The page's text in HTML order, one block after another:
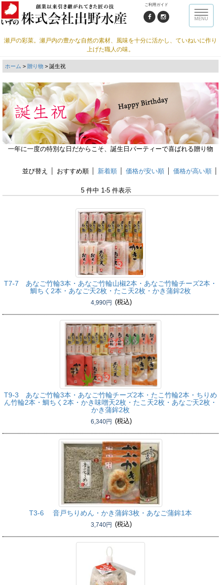
ご利用ガイド
Toggle
MENU
瀬戸の彩菜。瀬戸内の豊かな自然の素材、風味を十分に活かし、ていねいに作り
上げた職人の味。
ホーム > 贈り物 > 誕生祝
一年に一度の特別な日だからこそ、誕生日パーティーで喜ばれる贈り物
並び替え おすすめ順 新着順 価格が安い順 価格が高い順
5 件中 1-5 件表示
T7-7 あなご竹輪3本・あなご竹輪山椒2本・あなご竹輪チーズ2本・
鯛ちく2本・あなご天2枚・たこ天2枚・かき蒲鉾2枚
4,990円 (税込)
T9-3 あなご竹輪3本・あなご竹輪チーズ2本・たこ竹輪2本・ちりめ
ん竹輪2本・鯛ちく2本・かき味噌天2枚・たこ天2枚・あなご天2枚・
かき蒲鉾2枚
6,340円 (税込)
T3-6 音戸ちりめん・かき蒲鉾3枚・あなご蒲鉾1本
3,740円 (税込)